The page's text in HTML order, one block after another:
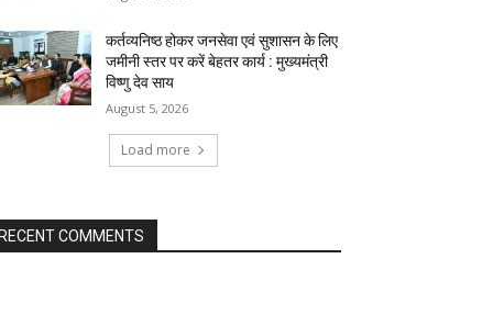
कर्तव्यनिष्ठ होकर जनसेवा एवं सुशासन के लिए
जमीनी स्तर पर करें बेहतर कार्य : मुख्यमंत्री
विष्णु देव साय
August 5, 2026
Load more
COMMENTS